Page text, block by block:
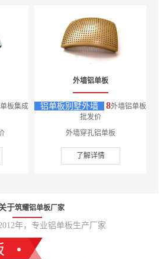
板集成
外墙铝单板
铝单板别墅外墙 8外墙铝单板
批发价
外墙穿孔铝单板
了解详情
于筑耀铝单板厂家
年，专业铝单板生产厂家